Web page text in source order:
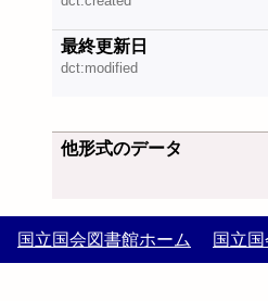
最終更新日
dct:modified
他形式のデータ
国立国会図書館ホーム 国立